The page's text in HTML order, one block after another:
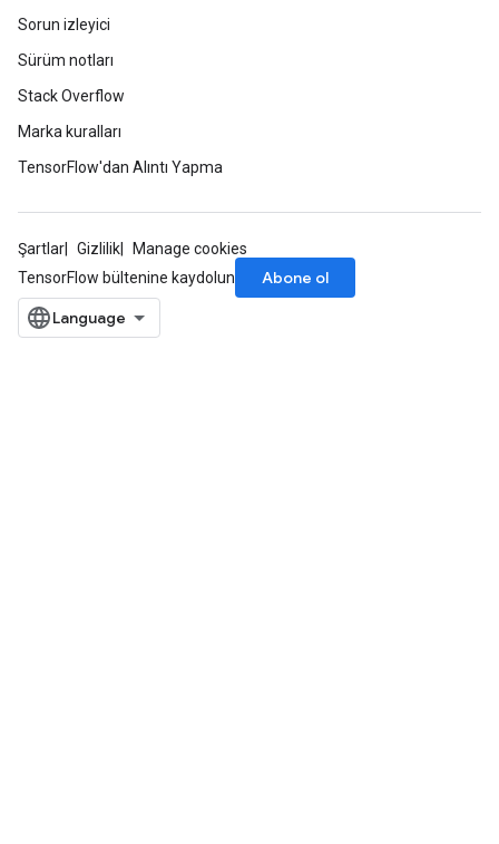
Sorun izleyici
Sürüm notları
Stack Overflow
Marka kuralları
TensorFlow'dan Alıntı Yapma
Şartlar Gizlilik
Manage cookies
TensorFlow bültenine kaydolun
Abone ol